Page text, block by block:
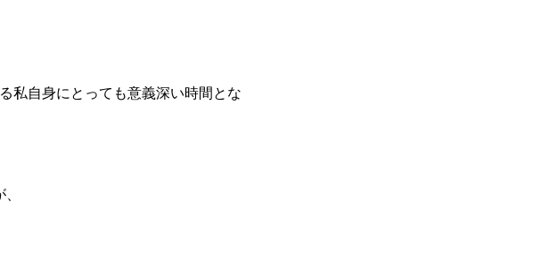
私自身にとっても意義深い時間とな